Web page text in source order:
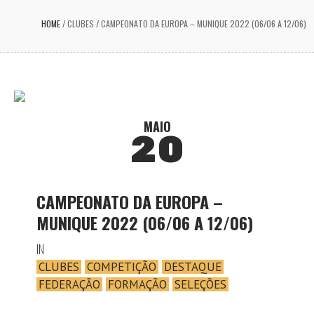
HOME/CLUBES /CAMPEONATO DA EUROPA – MUNIQUE 2022 (06/06 A 12/06)
MAIO
20
CAMPEONATO DA EUROPA –
MUNIQUE 2022 (06/06 A 12/06)
IN
CLUBES COMPETIÇÃO DESTAQUE
FEDERAÇÃO FORMAÇÃO SELEÇÕES